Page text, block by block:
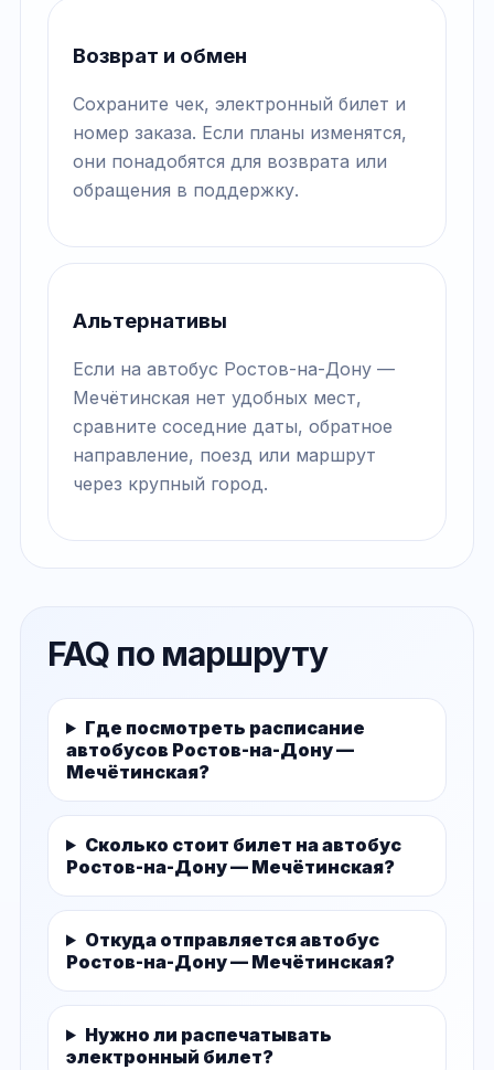
Возврат и обмен
Сохраните чек, электронный билет и
номер заказа. Если планы изменятся,
они понадобятся для возврата или
обращения в поддержку.
Альтернативы
Если на автобус Ростов-на-Дону —
Мечётинская нет удобных мест,
сравните соседние даты, обратное
направление, поезд или маршрут
через крупный город.
FAQ по маршруту
Где посмотреть расписание
автобусов Ростов-на-Дону —
Мечётинская?
Сколько стоит билет на автобус
Ростов-на-Дону — Мечётинская?
Откуда отправляется автобус
Ростов-на-Дону — Мечётинская?
Нужно ли распечатывать
электронный билет?